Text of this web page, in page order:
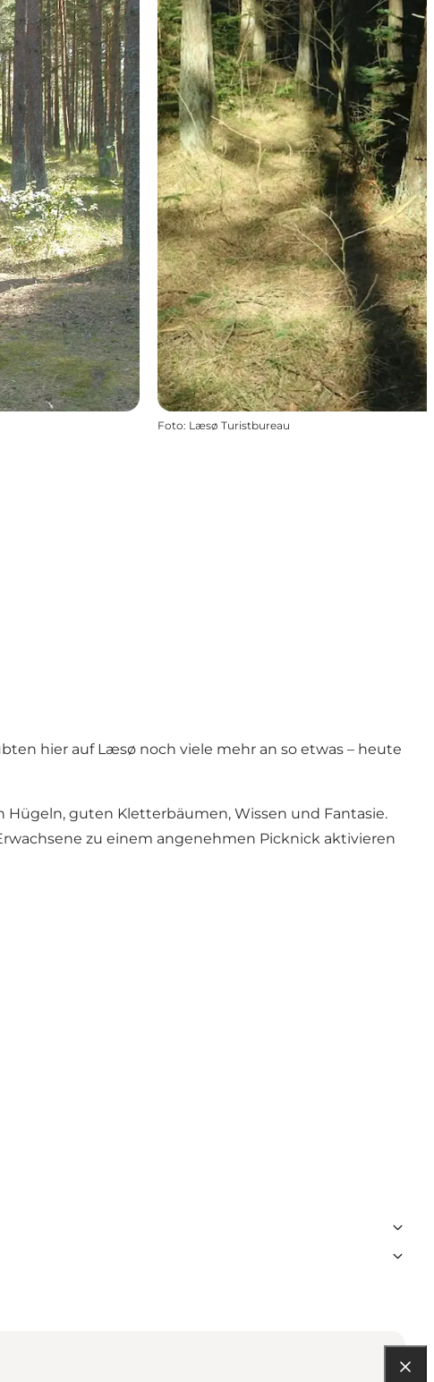
Foto: Læsø Turistbureau
hier auf Læsø noch viele mehr an so etwas – heute
guten Kletterbäumen, Wissen und Fantasie.
zu einem angenehmen Picknick aktivieren